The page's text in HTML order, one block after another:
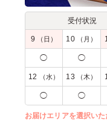
受付状況
9 （日） 10 （月）
◯ ◯
12 （水） 13 （木）
◯ ◯
お届けエリアを選択いた